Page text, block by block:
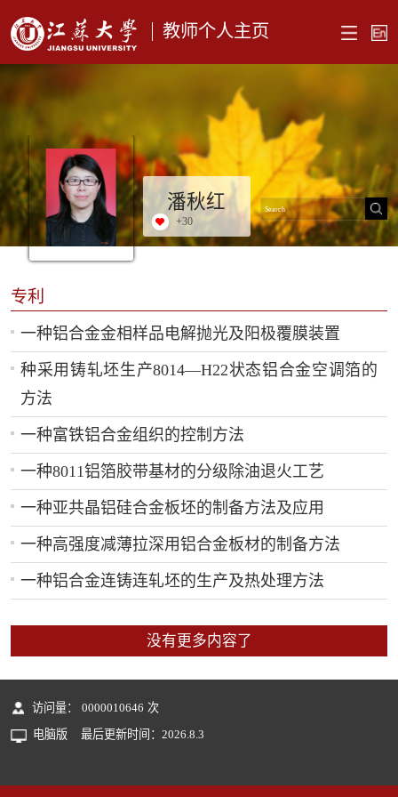
教师个人主页
潘秋红
+30
专利
一种铝合金金相样品电解抛光及阳极覆膜装置
种采用铸轧坯生产8014—H22状态铝合金空调箔的
方法
一种富铁铝合金组织的控制方法
一种8011铝箔胶带基材的分级除油退火工艺
一种亚共晶铝硅合金板坯的制备方法及应用
一种高强度减薄拉深用铝合金板材的制备方法
一种铝合金连铸连轧坯的生产及热处理方法
没有更多内容了
访问量： 0000010646 次
电脑版
最后更新时间： 2026 8 3